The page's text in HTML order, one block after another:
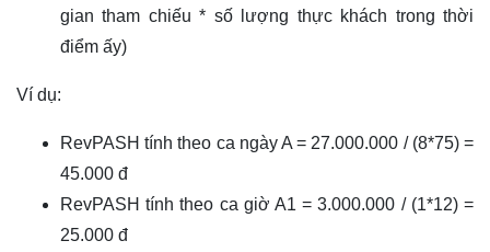
gian tham chiếu * số lượng thực khách trong thời
điểm ấy)
Ví dụ:
RevPASH tính theo ca ngày A = 27.000.000 / (8*75) =
45.000 đ
RevPASH tính theo ca giờ A1 = 3.000.000 / (1*12) =
25.000 đ